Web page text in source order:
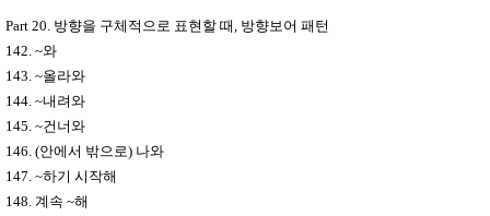
Part 20. 방향을 구체적으로 표현할 때 방향보어 패턴
142. ~와
143. ~올라와
144. ~내려와
145. ~건너와
146. (안에서 밖으로) 나와
147. ~하기 시작해
148. 계속 ~해